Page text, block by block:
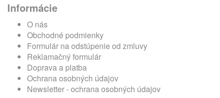
Informácie
O nás
Obchodné podmienky
Formulár na odstúpenie od zmluvy
Reklamačný formulár
Doprava a platba
Ochrana osobných údajov
Newsletter - ochrana osobných údajov